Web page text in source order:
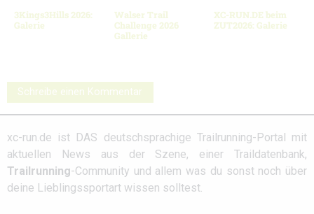
3Kings3Hills 2026:
Galerie
Walser Trail
Challenge 2026
Gallerie
XC-RUN.DE beim
ZUT2026: Galerie
Schreibe einen Kommentar
xc-run.de ist DAS deutschsprachige Trailrunning-Portal mit
aktuellen News aus der Szene, einer Traildatenbank,
Trailrunning-Community und allem was du sonst noch über
deine Lieblingssportart wissen solltest.